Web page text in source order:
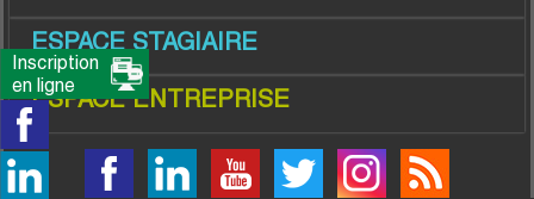
ESPACE STAGIAIRE
ESPACE ENTREPRISE
Inscription
en ligne